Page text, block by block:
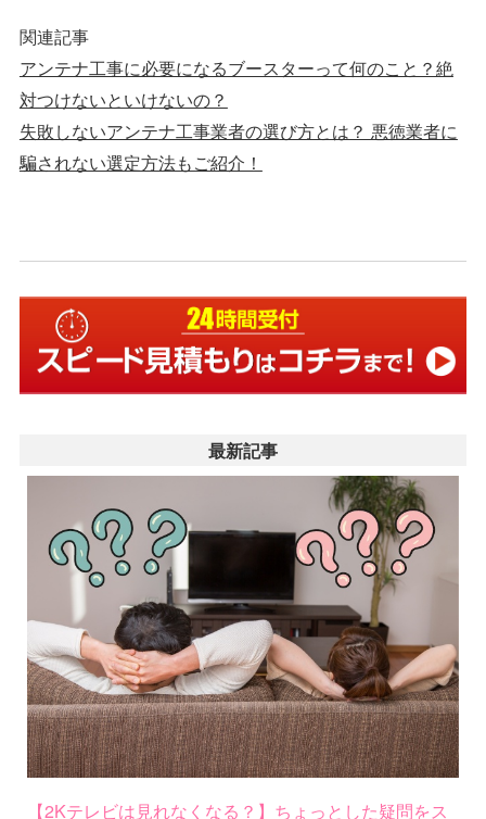
関連記事
アンテナ工事に必要になるブースターって何のこと？絶
対つけないといけないの？
失敗しないアンテナ工事業者の選び方とは？ 悪徳業者に
騙されない選定方法もご紹介！
最新記事
【2Kテレビは見れなくなる？】ちょっとした疑問をス